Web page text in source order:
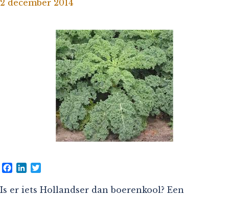
2 december 2014
Facebook
LinkedIn
Is er iets Hollandser dan boerenkool? Een